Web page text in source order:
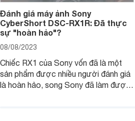
Đánh giá máy ảnh Sony
CyberShort DSC-RX1R: Đã thực
sự "hoàn hảo"?
08/08/2023
Chiếc RX1 của Sony vốn đã là một
sản phẩm được nhiều người đánh giá
là hoàn hảo, song Sony đã làm được